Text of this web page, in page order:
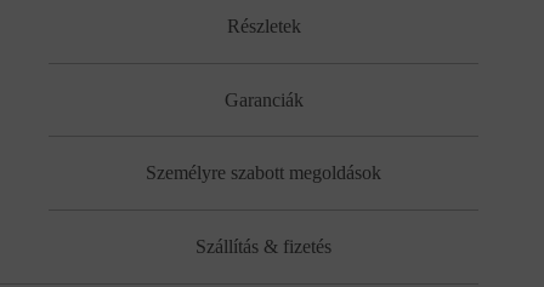
Részletek
Garanciák
Személyre szabott megoldások
Szállítás & fizetés